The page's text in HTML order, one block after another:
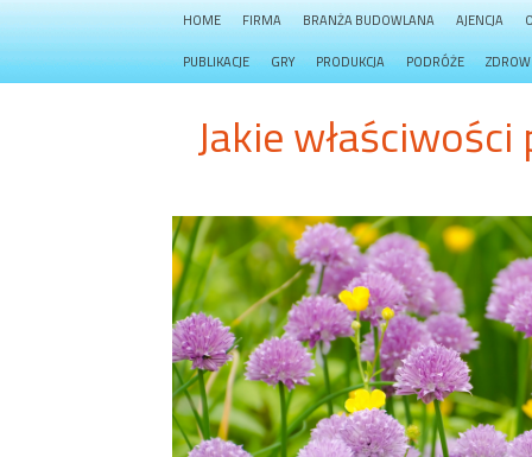
HOME FIRMA BRANŻA BUDOWLANA AJENCJA
PUBLIKACJE GRY PRODUKCJA PODRÓŻE
Jakie